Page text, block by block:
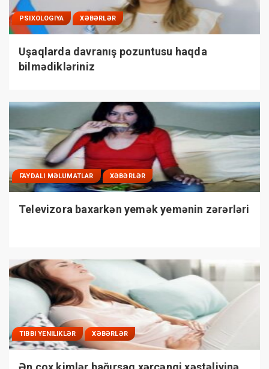
PSIXOLOGIYA XƏBƏRLƏR
Uşaqlarda davranış pozuntusu haqda
bilmədikləriniz
FAYDALI MƏLUMATLAR XƏBƏRLƏR
Televizora baxarkən yemək yemənin zərərləri
TIBBI YENILIKLƏR XƏBƏRLƏR